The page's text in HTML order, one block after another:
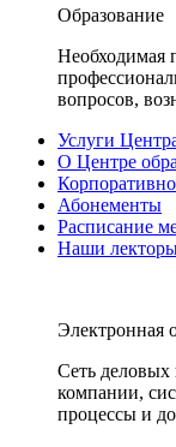
Образование
Необходимая
вопросов,
Услуги
О Центре
Абонементы
Расписание
Наши
Электронная
Сеть
компании,
процессы и